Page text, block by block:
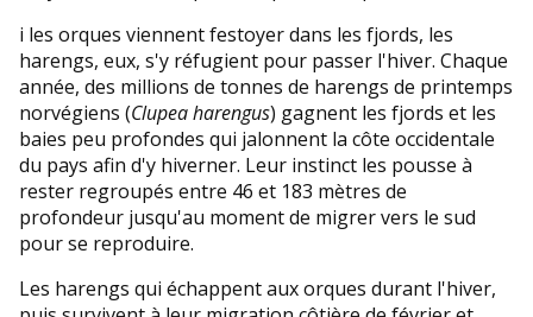
i les orques viennent festoyer dans les fjords, les
harengs, eux, s'y réfugient pour passer l'hiver. Chaque
année, des millions de tonnes de harengs de printemps
norvégiens (Clupea harengus) gagnent les fjords et les
baies peu profondes qui jalonnent la côte occidentale
du pays afin d'y hiverner. Leur instinct les pousse à
rester regroupés entre 46 et 183 mètres de
profondeur jusqu'au moment de migrer vers le sud
pour se reproduire.
Les harengs qui échappent aux orques durant l'hiver,